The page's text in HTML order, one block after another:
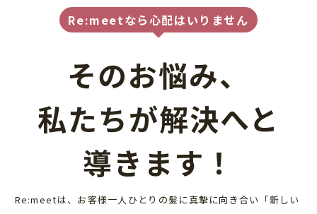
Re:meetなら心配はいりません
そのお悩み、
私たちが解決へと
導きます！
Re:meetは、お客様一人ひとりの髪に真摯に向き合い「新しい